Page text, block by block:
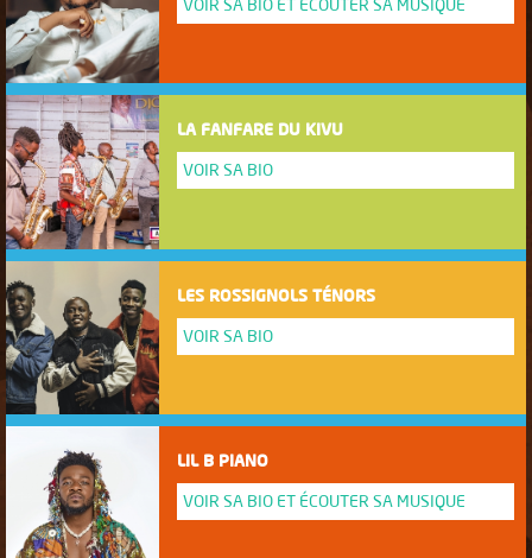
VOIR SA BIO ET ÉCOUTER SA MUSIQUE
LA FANFARE DU KIVU
VOIR SA BIO
LES ROSSIGNOLS TÉNORS
VOIR SA BIO
LIL B PIANO
VOIR SA BIO ET ÉCOUTER SA MUSIQUE